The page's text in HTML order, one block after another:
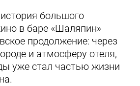
большого
в баре «Шаляпин»
продолжение: через
и атмосферу отеля,
уже стал частью жизни